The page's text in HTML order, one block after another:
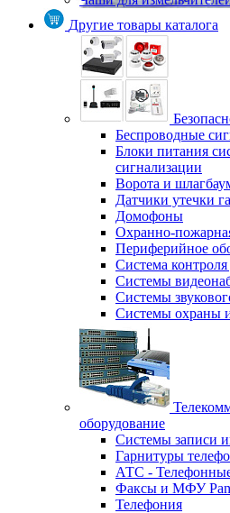
Другие товары каталога
Беспроводные
Блоки питания
сигнализации
Ворота и
Датчики утечки
Домофоны
Охранно-
Периферийное
Система
Системы
Системы
Системы охраны
оборудование
Системы записи
Гарнитуры
АТС -
Факсы и МФУ
Телефония